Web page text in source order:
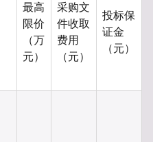
最高
限价
（万
元）
采购文
件收取
费用
（元）
投标保
证金
（元）